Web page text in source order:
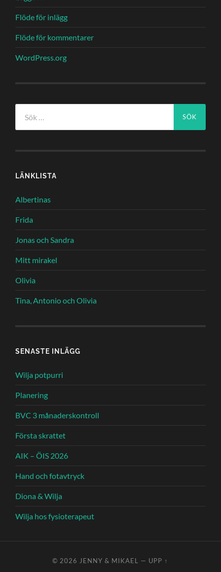
Flöde för inlägg
Flöde för kommentarer
WordPress.org
efter:
LÄNKLISTA
Albertinas
Frida
Jonas och Sandra
Mitt mirakel
Olivia
Tina, Antonio och Olivia
SENASTE INLÄGG
Wilja potpurri
Planering
BVC 3 månaderskontroll
Första skrattet
AIK – ÖIS 2026
Hand och fotavtryck
Diona & Wilja
Wilja hos fysioterapeut
© 2026JENNY & MIKAEL — UPP ↑